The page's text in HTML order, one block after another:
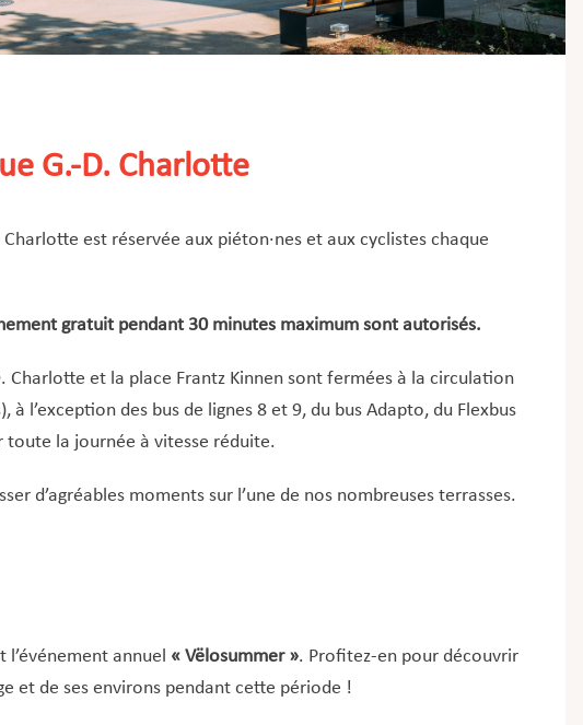
G.-D. Charlotte
Charlotte est réservée aux piéton·nes et aux cyclistes chaque
gratuit pendant 30 minutes maximum sont autorisés.
Charlotte et la place Frantz Kinnen sont fermées à la circulation
l’exception des bus de lignes 8 et 9, du bus Adapto, du Flexbus
toute la journée à vitesse réduite.
d’agréables moments sur l’une de nos nombreuses terrasses.
annuel « Vëlosummer ». Profitez-en pour découvrir
et de ses environs pendant cette période !